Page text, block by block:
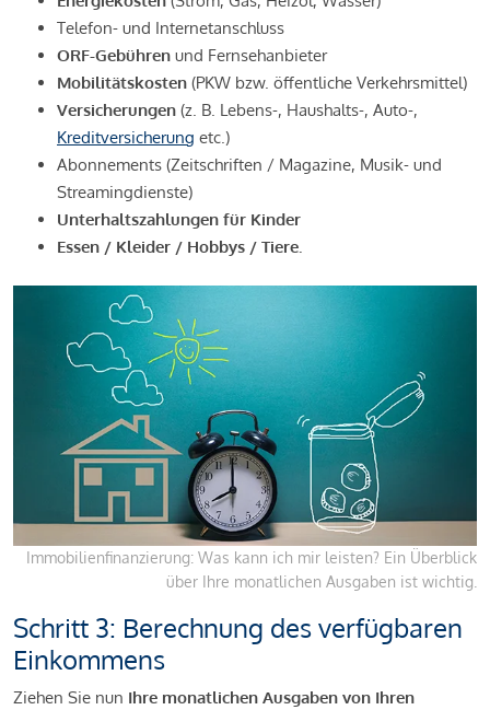
Telefon- und Internetanschluss
ORF-Gebühren und Fernsehanbieter
Mobilitätskosten (PKW bzw. öffentliche Verkehrsmittel)
Versicherungen (z. B. Lebens-, Haushalts-, Auto-,
Kreditversicherung etc.)
Abonnements (Zeitschriften / Magazine, Musik- und
Streamingdienste)
Unterhaltszahlungen für Kinder
Essen / Kleider / Hobbys / Tiere.
Immobilienfinanzierung: Was kann ich mir leisten? Ein Überblick
über Ihre monatlichen Ausgaben ist wichtig.
Schritt 3: Berechnung des verfügbaren
Einkommens
Ziehen Sie nun Ihre monatlichen Ausgaben von Ihren